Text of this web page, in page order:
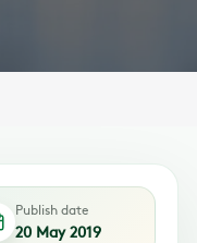
Publish date
20 May 2019